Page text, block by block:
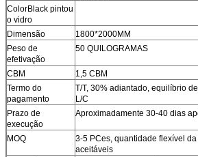
ColorBlack pintou
o vidro
Dimensão
1800*2000MM
Peso de
efetivação
50 QUILOGRAMAS
CBM
1,5 CBM
Termo do
pagamento
T/T, 30% adiantado, equilíbrio
L/C
Prazo de
execução
Aproximadamente 30-40 dias
MOQ
3-5 PCes, quantidade flexível
aceitáveis